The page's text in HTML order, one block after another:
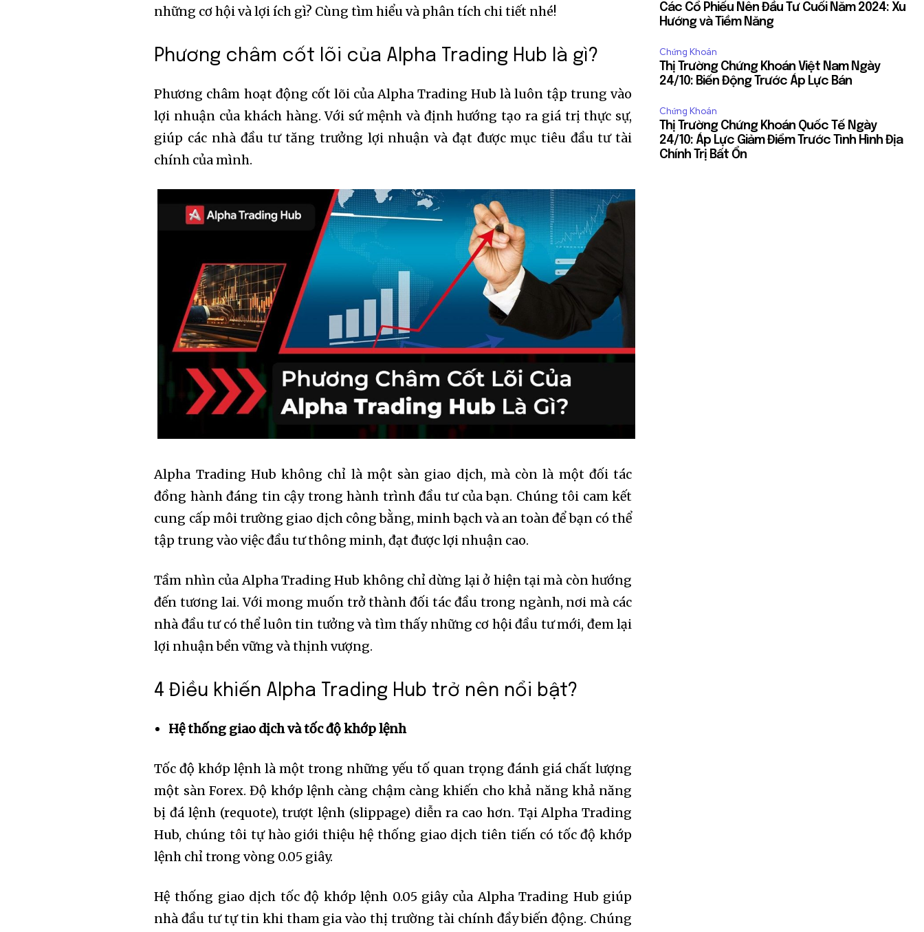
những cơ hội và lợi ích gì? Cùng tìm hiểu và phân tích chi tiết nhé!
Phương châm cốt lõi của Alpha Trading Hub là gì?
Phương châm hoạt động cốt lõi của Alpha Trading Hub là luôn tập trung vào
lợi nhuận của khách hàng. Với sứ mệnh và định hướng tạo ra giá trị thực sự,
giúp các nhà đầu tư tăng trưởng lợi nhuận và đạt được mục tiêu đầu tư tài
chính của mình.
Alpha Trading Hub không chỉ là một sàn giao dịch, mà còn là một đối tác
đồng hành đáng tin cậy trong hành trình đầu tư của bạn. Chúng tôi cam kết
cung cấp môi trường giao dịch công bằng, minh bạch và an toàn để bạn có thể
tập trung vào việc đầu tư thông minh, đạt được lợi nhuận cao.
Tầm nhìn của Alpha Trading Hub không chỉ dừng lại ở hiện tại mà còn hướng
đến tương lai. Với mong muốn trở thành đối tác đầu trong ngành, nơi mà các
nhà đầu tư có thể luôn tin tưởng và tìm thấy những cơ hội đầu tư mới, đem lại
lợi nhuận bền vững và thịnh vượng.
4 Điều khiến Alpha Trading Hub trở nên nổi bật?
Hệ thống giao dịch và tốc độ khớp lệnh
Tốc độ khớp lệnh là một trong những yếu tố quan trọng đánh giá chất lượng
một sàn Forex. Độ khớp lệnh càng chậm càng khiến cho khả năng khả năng
bị đá lệnh (requote), trượt lệnh (slippage) diễn ra cao hơn. Tại Alpha Trading
Hub, chúng tôi tự hào giới thiệu hệ thống giao dịch tiên tiến có tốc độ khớp
lệnh chỉ trong vòng 0.05 giây.
Hệ thống giao dịch tốc độ khớp lệnh 0.05 giây của Alpha Trading Hub giúp
nhà đầu tư tự tin khi tham gia vào thị trường tài chính đầy biến động. Chúng
Các Cổ Phiếu Nên Đầu Tư Cuối Năm 2024: Xu
Hướng và Tiềm Năng
Chứng Khoán
Thị Trường Chứng Khoán Việt Nam Ngày
24/10: Biến Động Trước Áp Lực Bán
Chứng Khoán
Thị Trường Chứng Khoán Quốc Tế Ngày
24/10: Áp Lực Giảm Điểm Trước Tình Hình Địa
Chính Trị Bất Ổn